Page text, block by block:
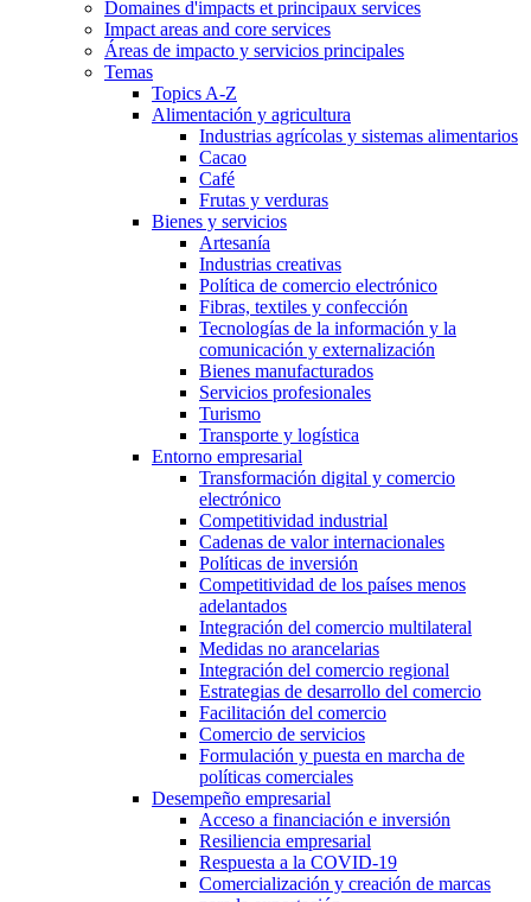
Domaines d'impacts et principaux services
Impact areas and core services
Áreas de impacto y servicios principales
Temas
Topics A-Z
Alimentación y agricultura
Industrias agrícolas y sistemas alimentarios
Cacao
Café
Frutas y verduras
Bienes y servicios
Artesanía
Industrias creativas
Política de comercio electrónico
Fibras, textiles y confección
Tecnologías de la información y la
comunicación y externalización
Bienes manufacturados
Servicios profesionales
Turismo
Transporte y logística
Entorno empresarial
Transformación digital y comercio
electrónico
Competitividad industrial
Cadenas de valor internacionales
Políticas de inversión
Competitividad de los países menos
adelantados
Integración del comercio multilateral
Medidas no arancelarias
Integración del comercio regional
Estrategias de desarrollo del comercio
Facilitación del comercio
Comercio de servicios
Formulación y puesta en marcha de
políticas comerciales
Desempeño empresarial
Acceso a financiación e inversión
Resiliencia empresarial
Respuesta a la COVID-19
Comercialización y creación de marcas